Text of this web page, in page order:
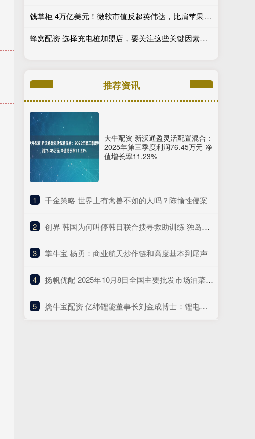
钱掌柜 4万亿美元！微软市值反超英伟达，比肩苹果？_技术_业务_亚马逊
蜂窝配资 选择充电桩加盟店，要关注这些关键因素！_厂家_合作_技术
推荐资讯
大牛配资 新沃通盈灵活配置混合：
2025年第三季度利润76.45万元 净
值增长率11.23%
1 ​千金策略 世界上有禽兽不如的人吗？陈愉性侵案
2 ​创界 韩国为何叫停韩日联合搜寻救助训练 独岛争端再起波澜
3 ​掌牛宝 杨勇：商业航天炒作链和高度基本到尾声
4 ​扬帆优配 2025年10月8日全国主要批发市场油菜价格行情
5 ​擒牛宝配资 亿纬锂能董事长刘金成博士：锂电池最坚定的乐观者